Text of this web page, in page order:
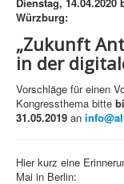
Würzburg:
„Zukunft
in der
Vorschläge für einen
Kongressthema bitte
31.05.2019 an
Hier kurz eine
Mai in Berlin: